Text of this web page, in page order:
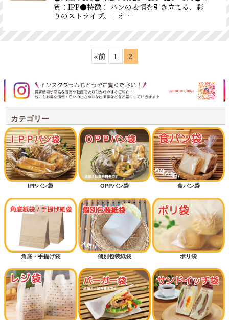
質：IPP●特徴： パンの表情を引き立てる、彩
りのストライプ。｜オ…
«前 1 2
カテゴリー
IPPパン袋 OPPパン袋 食パン袋
角底・手提げ袋 個別包装紙袋 ポリ袋